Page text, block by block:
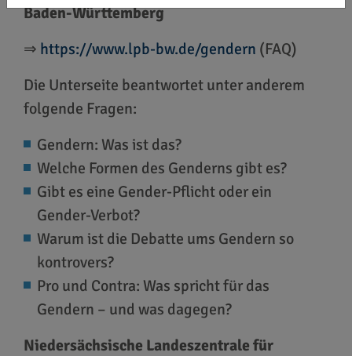
Baden-Württemberg
⇒ https://www.lpb-bw.de/gendern (FAQ)
Die Unterseite beantwortet unter anderem
folgende Fragen:
Gendern: Was ist das?
Welche Formen des Genderns gibt es?
Gibt es eine Gender-Pflicht oder ein
Gender-Verbot?
Warum ist die Debatte ums Gendern so
kontrovers?
Pro und Contra: Was spricht für das
Gendern – und was dagegen?
Niedersächsische Landeszentrale für